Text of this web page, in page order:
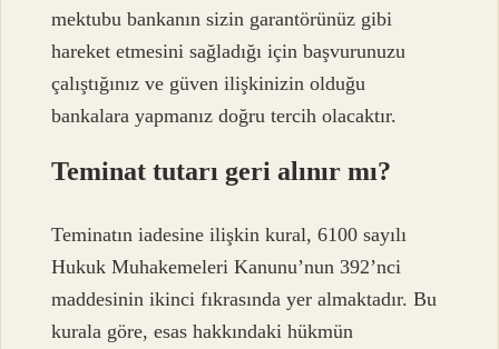
mektubu bankanın sizin garantörünüz gibi
hareket etmesini sağladığı için başvurunuzu
çalıştığınız ve güven ilişkinizin olduğu
bankalara yapmanız doğru tercih olacaktır.
Teminat tutarı geri alınır mı?
Teminatın iadesine ilişkin kural, 6100 sayılı
Hukuk Muhakemeleri Kanunu’nun 392’nci
maddesinin ikinci fıkrasında yer almaktadır. Bu
kurala göre, esas hakkındaki hükmün